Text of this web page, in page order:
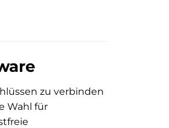
zu verbinden
Wahl für